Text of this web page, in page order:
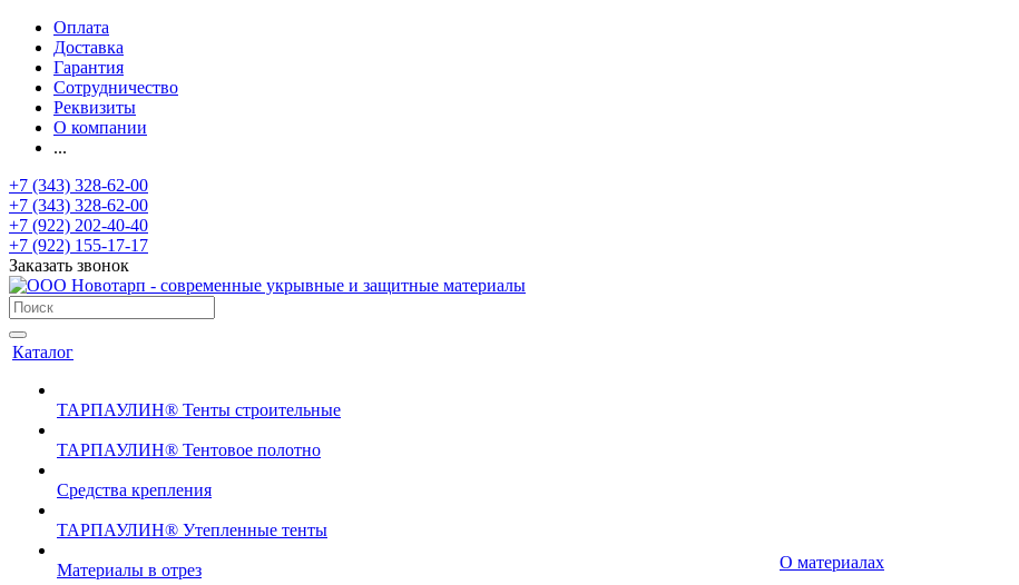
Оплата
Доставка
Гарантия
Сотрудничество
Реквизиты
О компании
...
+7 (343) 328-62-00
+7 (343) 328-62-00
+7 (922) 202-40-40
+7 (922) 155-17-17
Заказать звонок
Каталог
ТАРПАУЛИН® Тенты строительные
ТАРПАУЛИН® Тентовое полотно
Средства крепления
ТАРПАУЛИН® Утепленные тенты
Материалы в отрез
О материалах